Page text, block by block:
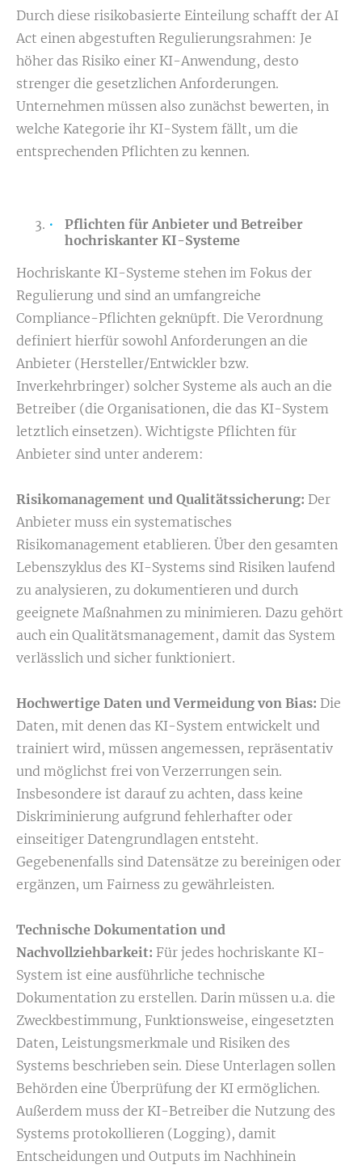
Durch diese risikobasierte Einteilung schafft der AI
Act einen abgestuften Regulierungsrahmen: Je
höher das Risiko einer KI-Anwendung, desto
strenger die gesetzlichen Anforderungen.
Unternehmen müssen also zunächst bewerten, in
welche Kategorie ihr KI-System fällt, um die
entsprechenden Pflichten zu kennen.
Pflichten für Anbieter und Betreiber
hochriskanter KI-Systeme
Hochriskante KI-Systeme stehen im Fokus der
Regulierung und sind an umfangreiche
Compliance-Pflichten geknüpft. Die Verordnung
definiert hierfür sowohl Anforderungen an die
Anbieter (Hersteller/Entwickler bzw.
Inverkehrbringer) solcher Systeme als auch an die
Betreiber (die Organisationen, die das KI-System
letztlich einsetzen). Wichtigste Pflichten für
Anbieter sind unter anderem:
Risikomanagement und Qualitätssicherung: Der
Anbieter muss ein systematisches
Risikomanagement etablieren. Über den gesamten
Lebenszyklus des KI-Systems sind Risiken laufend
zu analysieren, zu dokumentieren und durch
geeignete Maßnahmen zu minimieren. Dazu gehört
auch ein Qualitätsmanagement, damit das System
verlässlich und sicher funktioniert.
Hochwertige Daten und Vermeidung von Bias: Die
Daten, mit denen das KI-System entwickelt und
trainiert wird, müssen angemessen, repräsentativ
und möglichst frei von Verzerrungen sein.
Insbesondere ist darauf zu achten, dass keine
Diskriminierung aufgrund fehlerhafter oder
einseitiger Datengrundlagen entsteht.
Gegebenenfalls sind Datensätze zu bereinigen oder
ergänzen, um Fairness zu gewährleisten.
Technische Dokumentation und
Nachvollziehbarkeit: Für jedes hochriskante KI-
System ist eine ausführliche technische
Dokumentation zu erstellen. Darin müssen u.a. die
Zweckbestimmung, Funktionsweise, eingesetzten
Daten, Leistungsmerkmale und Risiken des
Systems beschrieben sein. Diese Unterlagen sollen
Behörden eine Überprüfung der KI ermöglichen.
Außerdem muss der KI-Betreiber die Nutzung des
Systems protokollieren (Logging), damit
Entscheidungen und Outputs im Nachhinein